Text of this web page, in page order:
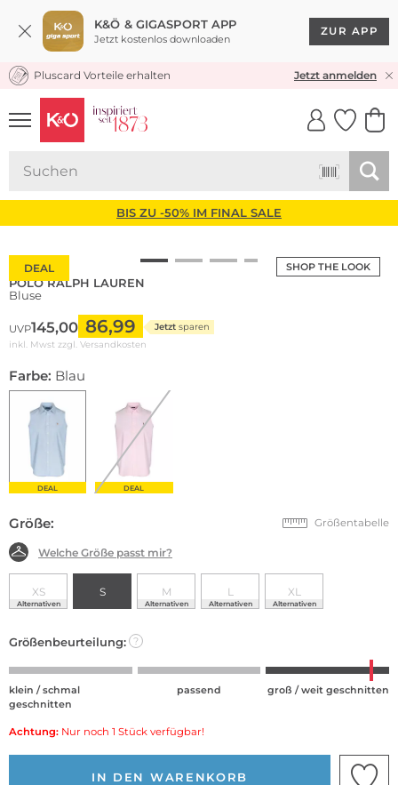
K&Ö & GIGASPORT APP
Jetzt kostenlos downloaden
ZUR APP
KOSTENLOSER VERSAND* & RÜCKVERSAND
Pluscard Vorteile erhalten Jetzt anmelden
UNSERE APP
CLICK &
BIS ZU -50% IM FINAL SALE
SHOP THE LOOK
DEAL
POLO RALPH LAUREN
Bluse
UVP145,00 86,99 Jetzt sparen
inkl. Mwst zzgl. Versandkosten
Farbe: Blau
DEAL DEAL
Größe: Größentabelle
Welche Größe passt mir?
XS
Alternativen
S M
Alternativen
L
Alternativen
XL
Alternativen
Größenbeurteilung: ?
klein / schmal
geschnitten
passend groß / weit geschnitten
Achtung: Nur noch 1 Stück verfügbar!
IN DEN WARENKORB